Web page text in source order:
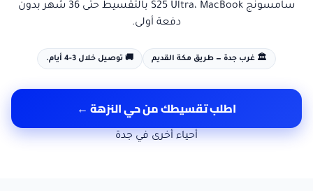
سامسونج S25 Ultra، MacBook بالتقسيط حتى 36 شهر بدون
دفعة أولى.
🏛️ غرب جدة — طريق مكة القديم 🚚 توصيل خلال 3-4 أيام.
اطلب تقسيطك منحي النزهة ←
أحياء أخرى في جدة